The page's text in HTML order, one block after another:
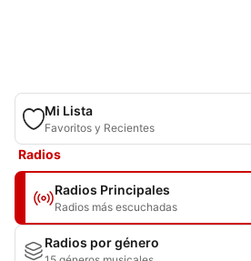
Mi Lista
Favoritos y Recientes
Radios
Radios Principales
Radios más escuchadas
Radios por género